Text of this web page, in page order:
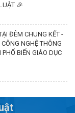
🎉
ĐÊM CHUNG KẾT -
NGHỆ THÔNG
BIẾN GIÁO DỤC